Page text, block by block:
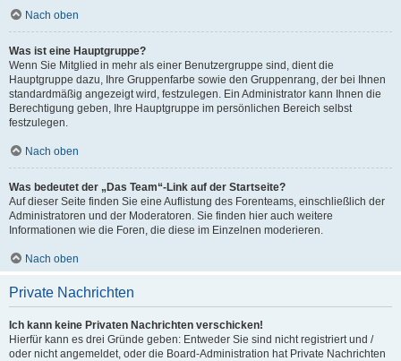
Nach oben
Was ist eine Hauptgruppe?
Wenn Sie Mitglied in mehr als einer Benutzergruppe sind, dient die
Hauptgruppe dazu, Ihre Gruppenfarbe sowie den Gruppenrang, der bei Ihnen
standardmäßig angezeigt wird, festzulegen. Ein Administrator kann Ihnen die
Berechtigung geben, Ihre Hauptgruppe im persönlichen Bereich selbst
festzulegen.
Nach oben
Was bedeutet der „Das Team“-Link auf der Startseite?
Auf dieser Seite finden Sie eine Auflistung des Forenteams, einschließlich der
Administratoren und der Moderatoren. Sie finden hier auch weitere
Informationen wie die Foren, die diese im Einzelnen moderieren.
Nach oben
Private Nachrichten
Ich kann keine Privaten Nachrichten verschicken!
Hierfür kann es drei Gründe geben: Entweder Sie sind nicht registriert und /
oder nicht angemeldet, oder die Board-Administration hat Private Nachrichten